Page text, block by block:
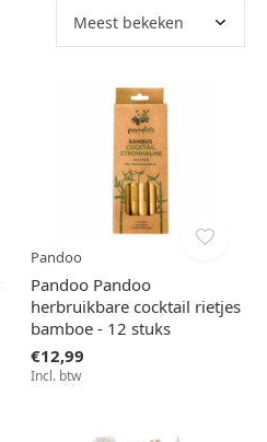
Pandoo
Pandoo Pandoo
herbruikbare cocktail rietjes
bamboe - 12 stuks
€12,99
Incl. btw